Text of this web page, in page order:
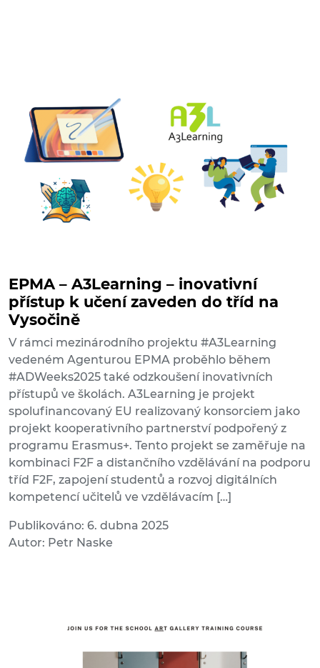
EPMA – A3Learning – inovativní
přístup k učení zaveden do tříd na
Vysočině
V rámci mezinárodního projektu #A3Learning
vedeném Agenturou EPMA proběhlo během
#ADWeeks2025 také odzkoušení inovativních
přístupů ve školách. A3Learning je projekt
spolufinancovaný EU realizovaný konsorciem jako
projekt kooperativního partnerství podpořený z
programu Erasmus+. Tento projekt se zaměřuje na
kombinaci F2F a distančního vzdělávání na podporu
tříd F2F, zapojení studentů a rozvoj digitálních
kompetencí učitelů ve vzdělávacím […]
Publikováno: 6. dubna 2025
Autor: Petr Naske